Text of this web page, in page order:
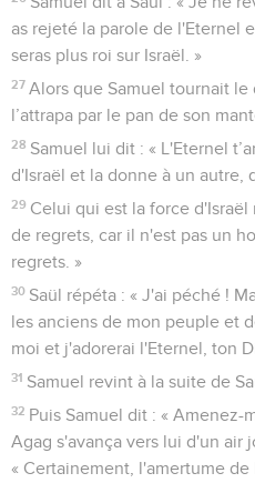
as rejeté la parole de l'Eternel
seras plus roi sur Israël. »
27 Alors que Samuel tournait le
l’attrapa par le pan de son
28 Samuel lui dit : « L'Eternel
d'Israël et la donne à un autre,
29 Celui qui est la force d'Israël
de regrets, car il n'est pas un
regrets. »
30 Saül répéta : « J'ai péché !
les anciens de mon peuple et
moi et j'adorerai l'Eternel, ton
31 Samuel revint à la suite de
32 Puis Samuel dit : « Amenez-
Agag s'avança vers lui d'un air
« Certainement, l'amertume de